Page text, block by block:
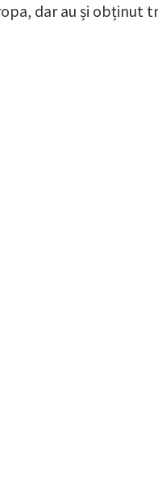
dar au și obținut